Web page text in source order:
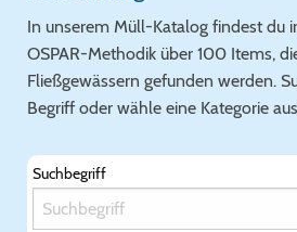
In unserem Müll-Katalog findest du
OSPAR-Methodik über 100 Items,
Fließgewässern gefunden werden.
Begriff oder wähle eine Kategorie
Suchbegriff